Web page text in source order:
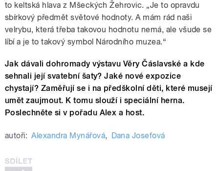
to keltská hlava z Mšeckých Žehrovic. „Je to opravdu
sbírkový předmět světové hodnoty. A mám rád naši
velrybu, která třeba takovou hodnotu nemá, ale všude se
líbí a je to takový symbol Národního muzea.“
Jak dávali dohromady výstavu Věry Čáslavské a kde
sehnali její svatební šaty? Jaké nové expozice
chystají? Zaměřují se i na předškolní děti, které musejí
umět zaujmout. K tomu slouží i speciální herna.
Poslechněte si v pořadu Alex a host.
autoři: Alexandra Mynářová, Dana Josefová